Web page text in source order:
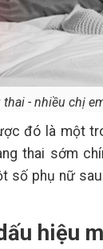
- nhiều chị
đó là một
thai sớm
số phụ nữ
hiệu